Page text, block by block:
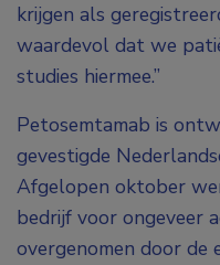
krijgen als
waardevol dat we
studies hiermee.”
Petosemtamab is
gevestigde
Afgelopen oktober
bedrijf voor ongeveer
overgenomen door de